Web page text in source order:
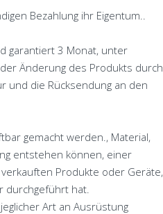
Bezahlung ihr Eigentum..
garantiert 3 Monat, unter
Änderung des Produkts durch
und die Rücksendung an den
gemacht werden., Material,
entstehen können, einer
verkauften Produkte oder Geräte,
durchgeführt hat.
jeglicher Art an Ausrüstung